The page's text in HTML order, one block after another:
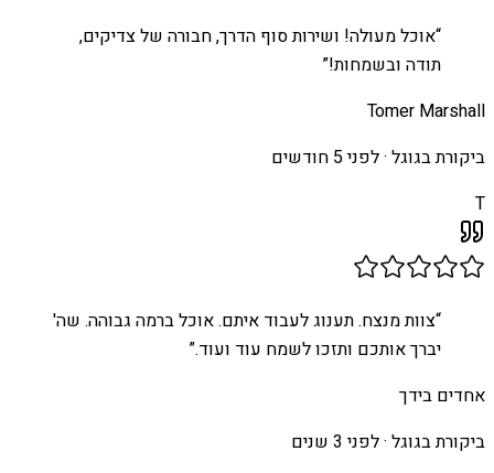
“אוכל מעולה! ושירות סוף הדרך, חבורה של צדיקים,
תודה ובשמחות!”
Tomer Marshall
ביקורת בגוגל ·לפני 5 חודשים
T
“צוות מנצח. תענוג לעבוד איתם. אוכל ברמה גבוהה. שה'
יברך אותכם ותזכו לשמח עוד ועוד.”
אחדים בידך
ביקורת בגוגל ·לפני 3 שנים